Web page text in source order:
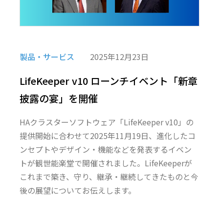
製品・サービス 2025年12月23日
LifeKeeper v10 ローンチイベント「新章
披露の宴」を開催
HAクラスターソフトウェア「LifeKeeper v10」の
提供開始に合わせて2025年11月19日、進化したコ
ンセプトやデザイン・機能などを発表するイベン
トが観世能楽堂で開催されました。LifeKeeperが
これまで築き、守り、継承・継続してきたものと今
後の展望についてお伝えします。